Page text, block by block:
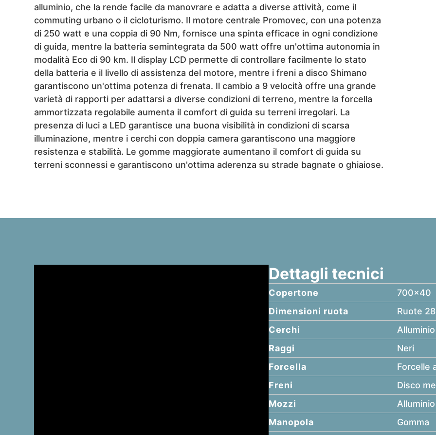
alluminio, che la rende facile da manovrare e adatta a diverse attività, come il
commuting urbano o il cicloturismo. Il motore centrale Promovec, con una potenza
di 250 watt e una coppia di 90 Nm, fornisce una spinta efficace in ogni condizione
di guida, mentre la batteria semintegrata da 500 watt offre un'ottima autonomia in
modalità Eco di 90 km. Il display LCD permette di controllare facilmente lo stato
della batteria e il livello di assistenza del motore, mentre i freni a disco Shimano
garantiscono un'ottima potenza di frenata. Il cambio a 9 velocità offre una grande
varietà di rapporti per adattarsi a diverse condizioni di terreno, mentre la forcella
ammortizzata regolabile aumenta il comfort di guida su terreni irregolari. La
presenza di luci a LED garantisce una buona visibilità in condizioni di scarsa
illuminazione, mentre i cerchi con doppia camera garantiscono una maggiore
resistenza e stabilità. Le gomme maggiorate aumentano il comfort di guida su
terreni sconnessi e garantiscono un'ottima aderenza su strade bagnate o ghiaiose.
Dettagli tecnici
Copertone
700x40
Dimensioni ruota
Ruote
Cerchi
Raggi
Neri
Forcella
Forcelle
Freni
Disco
Mozzi
Alluminio
Manopola
Gomma